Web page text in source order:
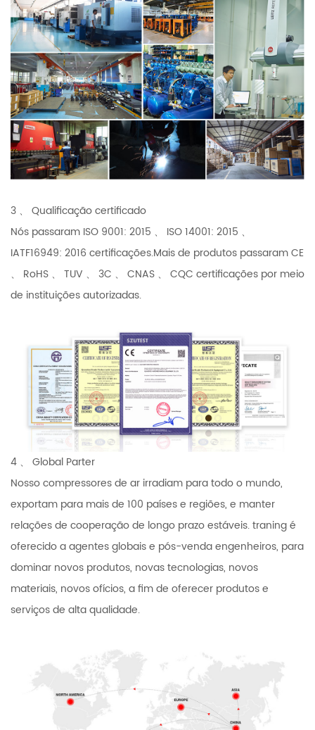
3 、 Qualificação certificado
Nós passaram ISO 9001: 2015 、 ISO 14001: 2015 、
IATF16949: 2016 certificações.Mais de produtos passaram CE
、 RoHS 、 TUV 、 3C 、 CNAS 、 CQC certificações por meio
de instituições autorizadas.
4 、 Global Parter
Nosso compressores de ar irradiam para todo o mundo,
exportam para mais de 100 países e regiões, e manter
relações de cooperação de longo prazo estáveis. traning é
oferecido a agentes globais e pós-venda engenheiros, para
dominar novos produtos, novas tecnologias, novos
materiais, novos ofícios, a fim de oferecer produtos e
serviços de alta qualidade.